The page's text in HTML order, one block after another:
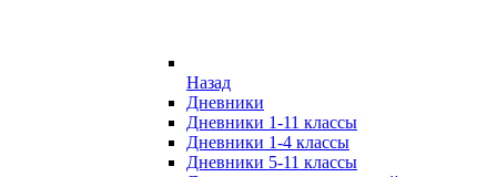
Назад
Дневники
Дневники 1-11 классы
Дневники 1-4 классы
Дневники 5-11 классы